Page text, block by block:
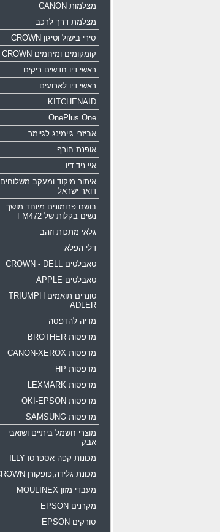
מצלמות CANON
מצלמת דרך לרכב
סירי בישול וטיגון CROWN
קומקומים ומיחמים CROWN
ראשי דיו חדשים ריקים
ראשי דיו לארועים
KITCHENAID
OnePlus One
אביזרי גיימינג לגיימר
אופנת חורף
איי ניד דיו
איתור מיקוד ומעקב משלוחים
דואר ישראל
בושם פרומונים מיוחד מושך
נשים בקלות של FM472
גלאי מתכות וזהב
דלי הפלא
טאבלטים CROWN - DELL
טאבלטים APPLE
טונרים תואמים TRIUMPH
ADLER
מדיה להדפסה
מדפסות BROTHER
מדפסות CANON-XEROX
מדפסות HP
מדפסות LEXMARK
מדפסות OKI-EPSON
מדפסות SAMSUNG
מוצרי חשמל ביתיים ושואבי
אבק
מכונות קפה אספרסו ILLY
מכונת גלידה,פופקורן CROWN
מעבדי מזון MOULINEX
מקרנים EPSON
סורקים EPSON